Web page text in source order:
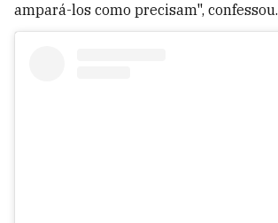
ampará-los como precisam", confessou.